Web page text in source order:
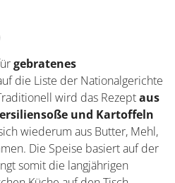
gebratenes
die Liste der
geschafft hat. Traditionell
mit
zubereitet. Die Soße
Mehl, Milch und Petersilie